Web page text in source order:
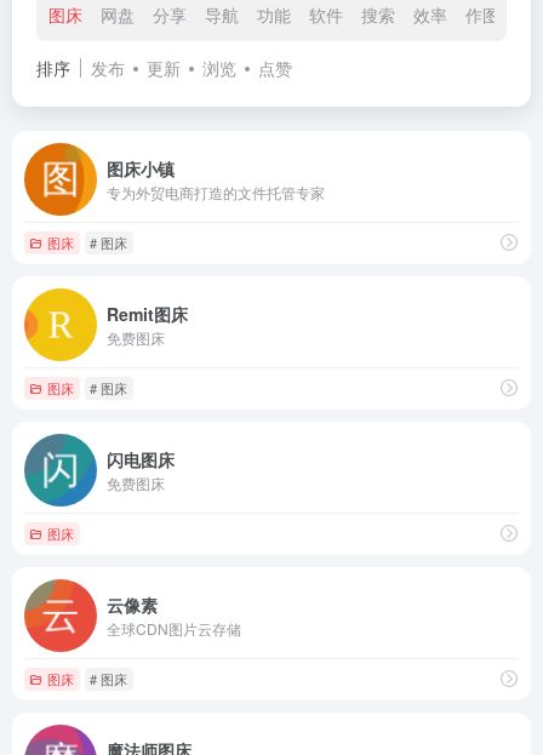
图床 网盘 分享 导航 功能 软件 搜索 效率 作图
排序 发布 更新 浏览 点赞
图床小镇
专为外贸电商打造的文件托管专家
图床 # 图床
Remit图床
免费图床
图床 # 图床
闪电图床
免费图床
图床
云像素
全球CDN图片云存储
图床 # 图床
魔法师图床